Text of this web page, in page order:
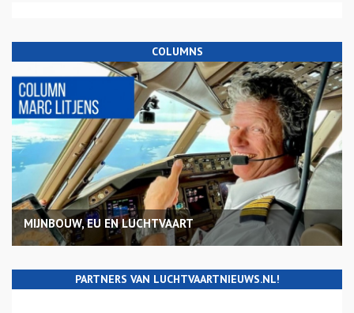
COLUMNS
MIJNBOUW, EU EN LUCHTVAART
PARTNERS VAN LUCHTVAARTNIEUWS.NL!